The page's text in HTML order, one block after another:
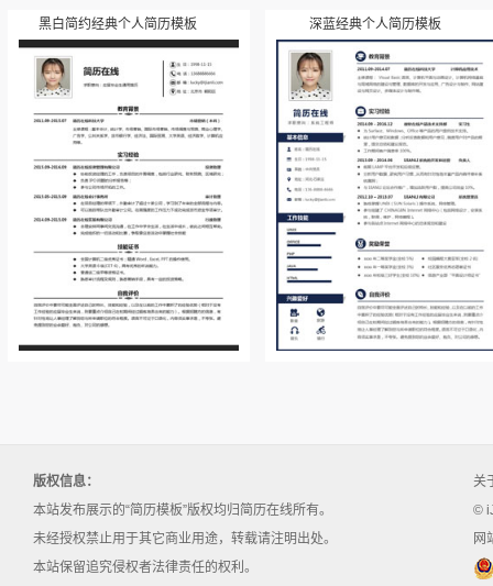
黑白简约经典个人简历模板 深蓝经典个人简历模板
版权信息：
本站发布展示的“简历模板”版权均归简历在线所有。
未经授权禁止用于其它商业用途，转载请注明出处。
本站保留追究侵权者法律责任的权利。
关
©
网